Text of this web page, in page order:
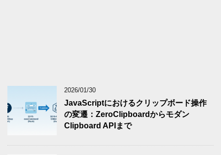
2026/01/30
JavaScriptにおけるクリップボード操作
の変遷：ZeroClipboardからモダン
Clipboard APIまで